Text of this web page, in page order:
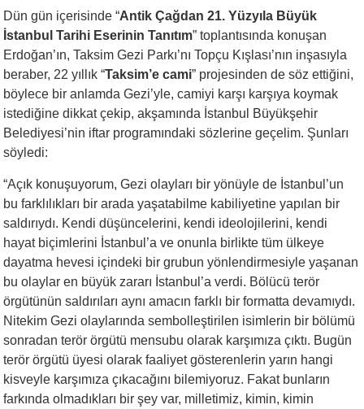
Dün gün içerisinde “Antik Çağdan 21. Yüzyıla Büyük
İstanbul Tarihi Eserinin Tanıtım” toplantısında konuşan
Erdoğan’ın, Taksim Gezi Parkı’nı Topçu Kışlası’nın inşasıyla
beraber, 22 yıllık “Taksim’e cami” projesinden de söz ettiğini,
böylece bir anlamda Gezi’yle, camiyi karşı karşıya koymak
istediğine dikkat çekip, akşamında İstanbul Büyükşehir
Belediyesi’nin iftar programındaki sözlerine geçelim. Şunları
söyledi:
“Açık konuşuyorum, Gezi olayları bir yönüyle de İstanbul’un
bu farklılıkları bir arada yaşatabilme kabiliyetine yapılan bir
saldırıydı. Kendi düşüncelerini, kendi ideolojilerini, kendi
hayat biçimlerini İstanbul’a ve onunla birlikte tüm ülkeye
dayatma hevesi içindeki bir grubun yönlendirmesiyle yaşanan
bu olaylar en büyük zararı İstanbul’a verdi. Bölücü terör
örgütünün saldırıları aynı amacın farklı bir formatta devamıydı.
Nitekim Gezi olaylarında sembolleştirilen isimlerin bir bölümü
sonradan terör örgütü mensubu olarak karşımıza çıktı. Bugün
terör örgütü üyesi olarak faaliyet gösterenlerin yarın hangi
kisveyle karşımıza çıkacağını bilemiyoruz. Fakat bunların
farkında olmadıkları bir şey var, milletimiz, kimin, kimin